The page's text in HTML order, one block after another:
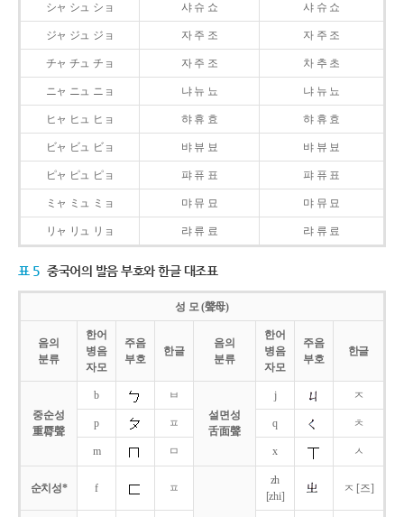
シャ シュ ショ 샤 슈 쇼 샤 슈 쇼
ジャ ジュ ジョ 자 주 조 자 주 조
チャ チュ チョ 자 주 조 차 추 초
ニャ ニュ ニョ 냐 뉴 뇨 냐 뉴 뇨
ヒャ ヒュ ヒョ 햐 휴 효 햐 휴 효
ビャ ビュ ビョ 뱌 뷰 뵤 뱌 뷰 뵤
ピャ ピュ ピョ 퍄 퓨 표 퍄 퓨 표
ミャ ミュ ミョ 먀 뮤 묘 먀 뮤 묘
リャ リュ リョ 랴 류 료 랴 류 료
표 5 중국어의 발음 부호와 한글 대조표
성 모 (聲母)
음의
분류
한어
병음
자모
주음
부호
한글
음의
분류
한어
병음
자모
주음
부호
한글
중순성
重脣聲
b
ㅂ
설면성
舌面聲
j ㅈ
p ㅍ q ㅊ
m ㅁ x ㅅ
순치성* f ㅍ
zh
[zhi]
ㅈ [즈]